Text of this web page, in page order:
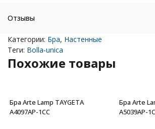
Отзывы
Категории: Бра, Настенные
Теги: Bolla-unica
Похожие товары
Бра Arte Lamp TAYGETA
A4097AP-1CC
Бра Arte
A5039AP-